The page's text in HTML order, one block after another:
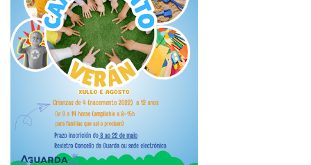
OBRADOIRO
PARA
REALIZAR
UNHA
CÚPULA
SECAS